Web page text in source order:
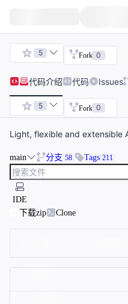
5 Fork 0
代码介绍 代码 Issues
5 Fork 0
Light, flexible and extensible
main 分支 58 Tags 211
IDE
下载zip
Clone